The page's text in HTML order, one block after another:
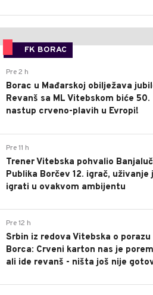
FK BORAC
Pre 2 h
Borac u Mađarskoj obilježava
Revanš sa ML Vitebskom biće 50.
nastup crveno-plavih u Evropi!
Pre 11 h
Trener Vitebska pohvalio
Publika Borčev 12. igrač, uživanje
igrati u ovakvom ambijentu
Pre 12 h
Srbin iz redova Vitebska o porazu
Borca: Crveni karton nas je
ali ide revanš - ništa još nije